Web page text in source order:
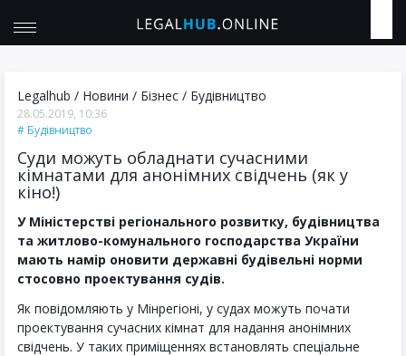
Legalhub / Новини / Бізнес / Будівництво
28.05.2019, 10:36
Будівництво
Суди можуть обладнати сучасними
кімнатами для анонімних свідчень (як у
кіно!)
У Міністерстві регіонального розвитку, будівництва
та житлово-комунального господарства України
мають намір оновити державні будівельні норми
стосовно проектування судів.
Як повідомляють у Мінрегіоні, у судах можуть почати
проектування сучасних кімнат для надання анонімних
свідчень. У таких приміщеннях встановлять спеціальне